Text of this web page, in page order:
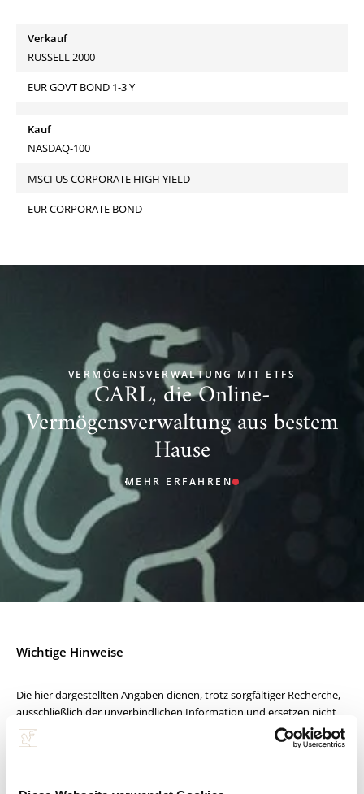
Verkauf
RUSSELL 2000
EUR GOVT BOND 1-3 Y
Kauf
NASDAQ-100
MSCI US CORPORATE HIGH YIELD
EUR CORPORATE BOND
VERMÖGENSVERWALTUNG MIT ETFS
CARL, die Online-
Vermögensverwaltung aus bestem
Hause
MEHR ERFAHREN
Wichtige Hinweise
Die hier dargestellten Angaben dienen, trotz sorgfältiger Recherche,
ausschließlich der unverbindlichen Information und ersetzen nicht
eine, insbesondere nach rechtlichen, steuerlichen und
produktspezifischen Gesichtspunkten notwendige, individuelle